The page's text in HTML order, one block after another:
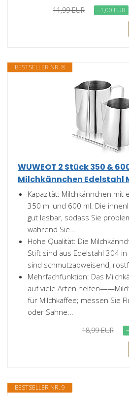
11,99 EUR −1,00 EUR
BESTSELLER NR. 8
WUWEOT 2 Stück 350 &
Milchkännchen Edelstahl
Kapazität: Milchkännchen mit
350 ml und 600 ml. Die
gut lesbar, sodass Sie
während Sie...
Hohe Qualität: Die
Stift sind aus Edelstahl 304
sind schmutzabweisend,
Mehrfachfunktion: Das
auf viele Arten
für Milchkaffee; messen Sie
oder Sahne...
18,99 EUR
BESTSELLER NR. 9